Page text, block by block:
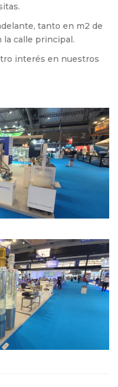
tanto en m2 de
la calle principal.
interés en nuestros